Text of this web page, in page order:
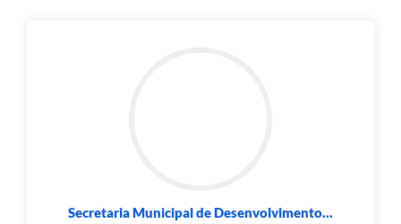
Secretaria Municipal de Desenvolvimento...